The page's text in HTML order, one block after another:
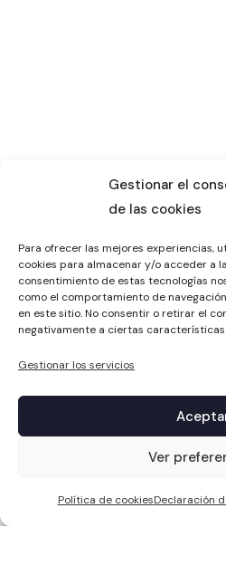
Gestionar el
de las cookies
Para ofrecer las mejores experiencias,
cookies para almacenar y/o acceder a
consentimiento de estas tecnologías
como el comportamiento de
en este sitio. No consentir o retirar el
negativamente a ciertas características
Gestionar los servicios
Ver
Política de cookiesDeclaración